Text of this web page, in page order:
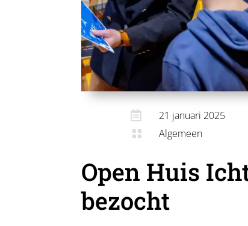
 21 januari 2025
 Algemeen
Open Huis
bezocht